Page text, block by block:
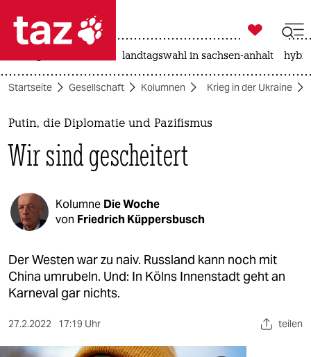
 taz zahl ich
taz zahl ich
themen
politik
öko
gesellschaft
kultur
sport
nord

taz zahl ich
landtagswahl in sachsen-anhalt
Startseite Gesellschaft Kolumnen Krieg in der Ukraine
Putin, die Diplomatie und Pazifismus
Wir sind gescheitert
Kolumne Die Woche
von Friedrich Küppersbusch
Der Westen war zu naiv. Russland kann noch mit
China umrubeln. Und: In Kölns Innenstadt geht an
Karneval gar nichts.
27.2.2022 17:19 Uhr teilen